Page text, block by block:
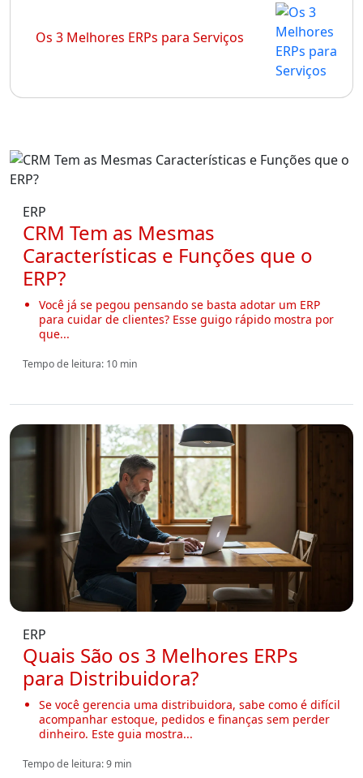
Os 3 Melhores ERPs para Serviços
ERP
CRM Tem as Mesmas
Características e Funções que o
ERP?
Você já se pegou pensando se basta adotar um ERP
para cuidar de clientes? Esse guigo rápido mostra por
que...
Tempo de leitura: 10 min
ERP
Quais São os 3 Melhores ERPs
para Distribuidora?
Se você gerencia uma distribuidora, sabe como é difícil
acompanhar estoque, pedidos e finanças sem perder
dinheiro. Este guia mostra...
Tempo de leitura: 9 min